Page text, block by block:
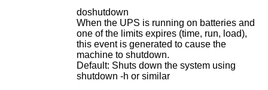
doshutdown
When the UPS is running on batteries and
one of the limits expires (time, run, load),
this event is generated to cause the
machine to shutdown.
Default: Shuts down the system using
shutdown -h or similar